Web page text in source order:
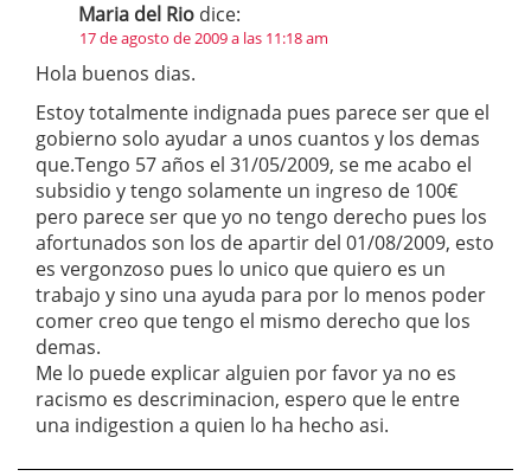
Maria del Rio dice:
17 de agosto de 2009 a las 11:18 am
Hola buenos dias.
Estoy totalmente indignada pues parece ser que el
gobierno solo ayudar a unos cuantos y los demas
que.Tengo 57 años el 31/05/2009, se me acabo el
subsidio y tengo solamente un ingreso de 100€
pero parece ser que yo no tengo derecho pues los
afortunados son los de apartir del 01/08/2009, esto
es vergonzoso pues lo unico que quiero es un
trabajo y sino una ayuda para por lo menos poder
comer creo que tengo el mismo derecho que los
demas.
Me lo puede explicar alguien por favor ya no es
racismo es descriminacion, espero que le entre
una indigestion a quien lo ha hecho asi.